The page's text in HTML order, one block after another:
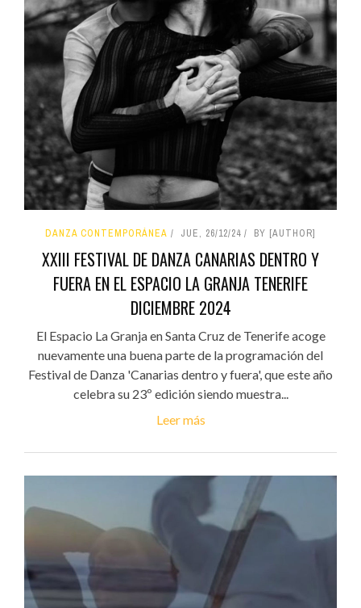
DANZA CONTEMPORÁNEA JUE, 26/12/24 BY [AUTHOR]
XXIII FESTIVAL DE DANZA CANARIAS DENTRO Y
FUERA EN EL ESPACIO LA GRANJA TENERIFE
DICIEMBRE 2024
El Espacio La Granja en Santa Cruz de Tenerife acoge
nuevamente una buena parte de la programación del
Festival de Danza 'Canarias dentro y fuera', que este año
celebra su 23º edición siendo muestra...
Leer más